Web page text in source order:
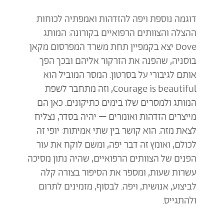
דוגמה נוספת ויפה להזדהות ואמפתיה לכוחות
ההצלה והצוותים הרפואיים בקורונה: המותג
Dove יצא בקמפיין תחת משרד המפרסום מקאן
בוסניה, שהפנה את הזרקור אליהם ובכך הפך
אותם לגיבורי על בסרטון. המסר המוביל הוא
Courage is beautiful, וזה מתחבר לשפת
המותג ולמסרים שלו בימים כתיקונים. כאן הם
מייצרים הזדהות ואומרים – יהיה בסדר, נצליח
לצאת מזה. הוא קושר בין שתי אמיתות: יופי זה
לכולם, ואומץ זה דבר יפה, ומשם לוקח את עור
הפנים של הצוותים הרפואיים, שהיה נתון מסיכה
עשרות שעות, ומספר את הסיפור בצורה קלה
לביצוע, אנושית, ויפה. לבסוף, מזמינים לתרום
ולהתגייס.